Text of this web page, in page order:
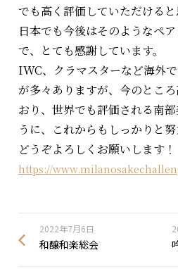
でも高く評価していただける
日本でも今後はそのようなペ
で、とても感謝しています。
IWC、クラマスターなど海外
が多々ありますが、今のとこ
おり、世界でも評価される南
うに、これからもしっかりと
どうぞよろしくお願いします！
https://
2022年7月6日
和醸和楽総会